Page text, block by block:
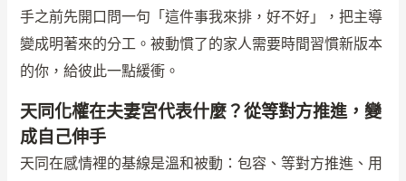
手之前先開口問一句「這件事我來排，好不好」，把主導
變成明著來的分工。被動慣了的家人需要時間習慣新版本
的你，給彼此一點緩衝。
天同化權在夫妻宮代表什麼？從等對方推進，變
成自己伸手
天同在感情裡的基線是溫和被動：包容、等對方推進、用